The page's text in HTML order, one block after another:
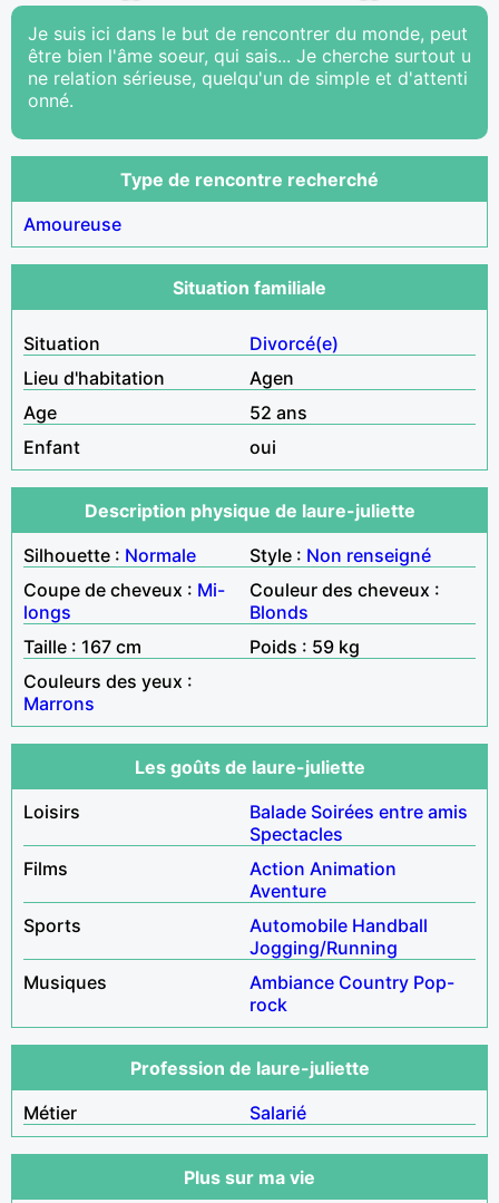
Je suis ici dans le but de rencontrer du monde, peut
être bien l'âme soeur, qui sais... Je cherche surtout u
ne relation sérieuse, quelqu'un de simple et d'attenti
onné.
Type de rencontre recherché
Amoureuse
Situation familiale
Situation
Divorcé(e)
Lieu d'habitation
Agen
Age
52 ans
Enfant
oui
Description physique de laure-juliette
Silhouette : Normale Style : Non renseigné
Coupe de cheveux : Mi-
longs
Couleur des cheveux :
Blonds
Taille : 167 cm
Poids : 59 kg
Couleurs des yeux :
Marrons
Les goûts de laure-juliette
Loisirs
Balade Soirées entre amis
Spectacles
Films
Action Animation
Aventure
Sports
Automobile Handball
Jogging/Running
Musiques
Ambiance Country Pop-
rock
Profession de laure-juliette
Métier
Salarié
Plus sur ma vie